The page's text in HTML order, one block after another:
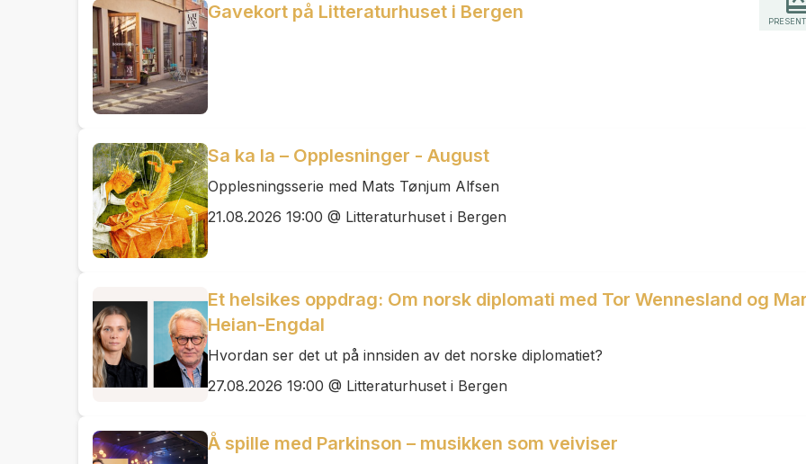
Gavekort på Litteraturhuset i Bergen
Sa ka la – Opplesninger - August
Opplesningsserie med Mats Tønjum Alfsen
21.08.2026 19:00 @ Litteraturhuset i Bergen
Et helsikes oppdrag: Om norsk diplomati med Tor Wennesland og
Heian-Engdal
Hvordan ser det ut på innsiden av det norske diplomatiet?
27.08.2026 19:00 @ Litteraturhuset i Bergen
Å spille med Parkinson – musikken som veiviser